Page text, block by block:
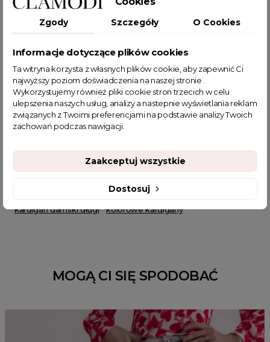
POWIĄZANE TAGI
długi sweter długi kardigan sweter
Kardigan
kardigan oversize
kardigan damski
sweter kardigan
ciepły kardigan
kardigan jesień/zima
długi kardigan damski
długi kardigan oversize
kardigan oversize damski
długi sweter damski
alpaka
kardigan alpakowy
długi kardigan alpakowy
swetry damskie wizytowe
jesienne stylizacje do pracy
kardigan damski długi
kolorowe kardigany
MOGĄ CI SIĘ SPODOBAĆ
Zgody Szczegóły O Cookies
Informacje dotyczące plików cookies
Ta witryna korzysta z własnych plików cookie, aby zapewnić Ci
najwyższy poziom doświadczenia na naszej stronie .
Wykorzystujemy również pliki cookie stron trzecich w celu
ulepszenia naszych usług, analizy a nastepnie wyświetlania reklam
związanych z Twoimi preferencjami na podstawie analizy Twoich
zachowań podczas nawigacji.
Dostosuj
Zaakceptuj wszystkie